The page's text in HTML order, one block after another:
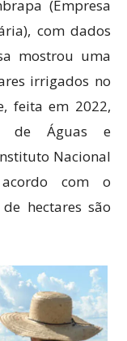
(Empresa
com dados
mostrou uma
irrigados no
feita em 2022,
de Águas e
Nacional
com o
hectares são